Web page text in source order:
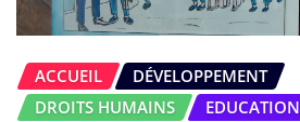
ACCUEIL
DÉVELOPPEMENT
DROITS HUMAINS
EDUCATION